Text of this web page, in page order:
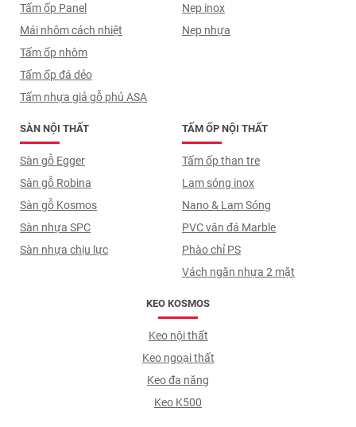
Tấm ốp Panel
Mái nhôm cách nhiệt
Tấm ốp nhôm
Tấm ốp đá dẻo
Tấm nhựa giả gỗ phủ ASA
TẤM ỐP NỘI THẤT
Tấm ốp than tre
Lam sóng inox
Nano & Lam Sóng
PVC vân đá Marble
Phào chỉ PS
Vách ngăn nhựa 2 mặt
SÀN NỘI THẤT
Sàn gỗ Egger
Sàn gỗ Robina
Sàn gỗ Kosmos
Sàn nhựa SPC
Sàn nhựa chịu lực
Nẹp inox
Nẹp nhựa
KEO KOSMOS
Keo nội thất
Keo ngoại thất
Keo đa năng
Keo K500